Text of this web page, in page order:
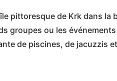
pittoresque de Krk dans la
groupes ou les événements
de piscines, de jacuzzis et
au Rova Bistro à proximité
pas seulement.